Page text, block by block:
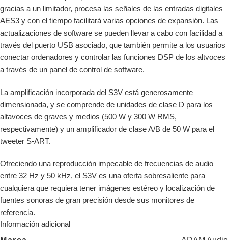
gracias a un limitador, procesa las señales de las entradas digitales
AES3 y con el tiempo facilitará varias opciones de expansión. Las
actualizaciones de software se pueden llevar a cabo con facilidad a
través del puerto USB asociado, que también permite a los usuarios
conectar ordenadores y controlar las funciones DSP de los altvoces
a través de un panel de control de software.
La amplificación incorporada del S3V está generosamente
dimensionada, y se comprende de unidades de clase D para los
altavoces de graves y medios (500 W y 300 W RMS,
respectivamente) y un amplificador de clase A/B de 50 W para el
tweeter S-ART.
Ofreciendo una reproducción impecable de frecuencias de audio
entre 32 Hz y 50 kHz, el S3V es una oferta sobresaliente para
cualquiera que requiera tener imágenes estéreo y localización de
fuentes sonoras de gran precisión desde sus monitores de
referencia.
Información adicional